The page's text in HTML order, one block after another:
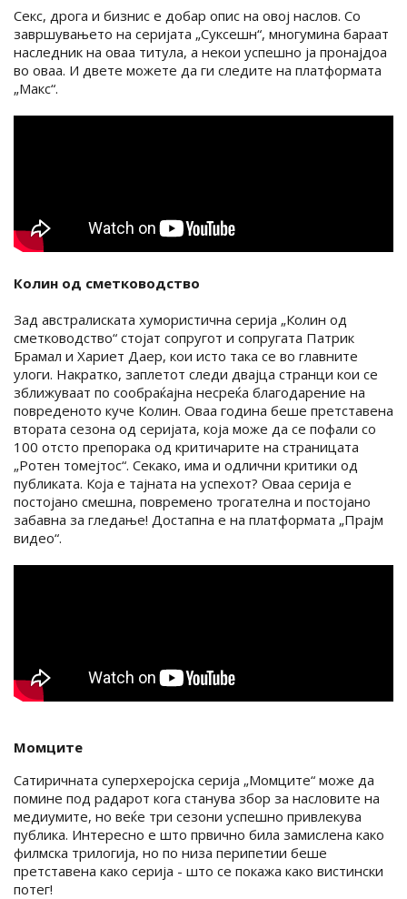
Секс, дрога и бизнис е добар опис на овој наслов. Со
завршувањето на серијата „Суксешн“, многумина бараат
наследник на оваа титула, а некои успешно ја пронајдоа
во оваа. И двете можете да ги следите на платформата
„Макс“.
Колин од сметководство
Зад австралиската хумористична серија „Колин од
сметководство“ стојат сопругот и сопругата Патрик
Брамал и Хариет Даер, кои исто така се во главните
улоги. Накратко, заплетот следи двајца странци кои се
зближуваат по сообраќајна несреќа благодарение на
повреденото куче Колин. Оваа година беше претставена
втората сезона од серијата, која може да се пофали со
100 отсто препорака од критичарите на страницата
„Ротен томејтос“. Секако, има и одлични критики од
публиката. Која е тајната на успехот? Оваа серија е
постојано смешна, повремено трогателна и постојано
забавна за гледање! Достапна е на платформата „Прајм
видео“.
Момците
Сатиричната суперхеројска серија „Момците“ може да
помине под радарот кога станува збор за насловите на
медиумите, но веќе три сезони успешно привлекува
публика. Интересно е што првично била замислена како
филмска трилогија, но по низа перипетии беше
претставена како серија - што се покажа како вистински
потег!